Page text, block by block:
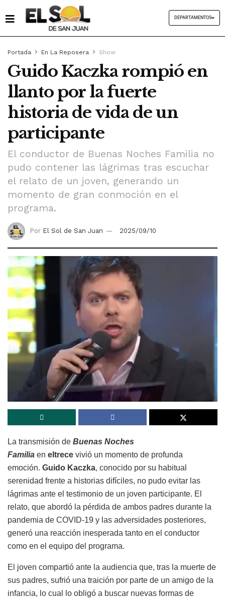
DEPARTAMENTOS
Portada En La Reposera Show
Guido Kaczka rompió en
llanto por la fuerte
historia de vida de un
participante
El conductor de Buenas Noches Familia no
pudo contener las lágrimas tras escuchar
el relato de un joven, generando un
momento de gran conmoción en el
programa.
Por El Sol de San Juan 2025/09/10
La transmisión de Buenas Noches
Familia en eltrece vivió un momento de profunda
emoción. Guido Kaczka, conocido por su habitual
serenidad frente a historias difíciles, no pudo evitar las
lágrimas ante el testimonio de un joven participante. El
relato, que abordó la pérdida de ambos padres durante la
pandemia de COVID-19 y las adversidades posteriores,
generó una reacción inesperada tanto en el conductor
como en el equipo del programa.
El joven compartió ante la audiencia que, tras la muerte de
sus padres, sufrió una traición por parte de un amigo de la
infancia, lo cual lo obligó a buscar nuevas formas de